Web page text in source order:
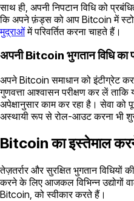
साथ ही, अपनी निपटान विधि को
कि अपने फ़ंड्स को आप Bitcoin में
मुद्राओंमें परिवर्तित करना चाहते हैं।
अपनी Bitcoin भुगतान विधि का
अपने Bitcoin समाधान को इंटीग्रेट
गुणवत्ता आश्वासन परीक्षण कर लें
अपेक्षानुसार काम कर रहा है। सेवा
अस्थायी रूप से रोल-आउट करना भी
Bitcoin का इस्तेमाल करने
तेज़तर्रार और सुरक्षित भुगतान
करने के लिए आजकल विभिन्न उद्योगों
Bitcoin, को स्वीकार करते हैं।